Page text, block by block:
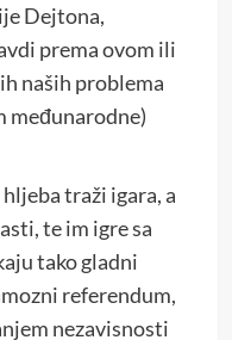
Dejtona,
prema ovom ili
naših problema
međunarodne)
traži igara, a
te im igre sa
tako gladni
referendum,
nezavisnosti